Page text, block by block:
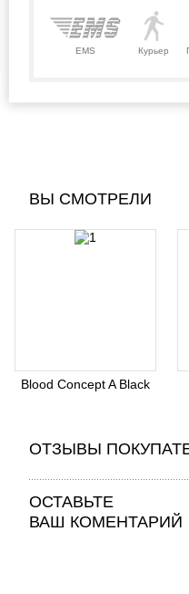
EMS Курьер
ВЫ СМОТРЕЛИ
Blood Concept A Black
ОТЗЫВЫ
ОСТАВЬТЕ
ВАШ КОМЕНТАРИЙ